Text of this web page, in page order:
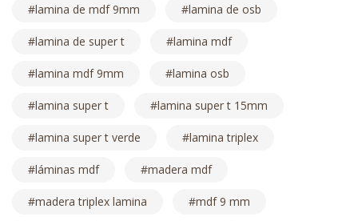
lamina de mdf 9mm lamina de osb
lamina de super t lamina mdf
lamina mdf 9mm lamina osb
lamina super t lamina super t 15mm
lamina super t verde lamina triplex
láminas mdf madera mdf
madera triplex lamina mdf 9 mm